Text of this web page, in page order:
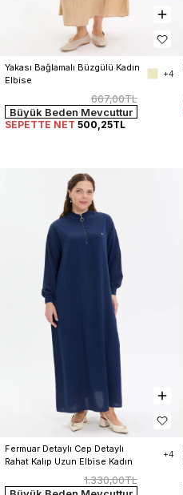
Yakası Bağlamalı Büzgülü Kadın
Elbise
+4
667,00TL
Büyük Beden Mevcuttur
SEPETTE NET 500,25TL
Fermuar Detaylı Cep Detaylı
Rahat Kalıp Uzun Elbise Kadın
+4
1.330,00TL